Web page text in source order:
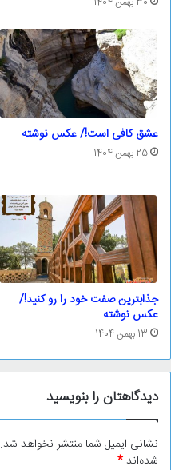
عشق کافی است!/ عکس نوشته
25 بهمن 1404
جذابترین صفت خود را رو کنید!/
عکس نوشته
13 بهمن 1404
دیدگاهتان را بنویسید
نشانی ایمیل شما منتشر نخواهد شد.
شده‌اند*